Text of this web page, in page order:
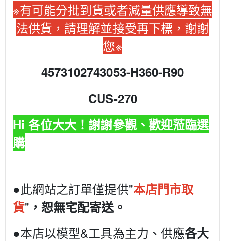
※有可能分批到貨或者減量供應導致無
法供貨，請理解並接受再下標，謝謝
您※
4573102743053-H360-R90
CUS-270
Hi 各位大大！謝謝參觀、歡迎蒞臨選
購
●此網站之訂單僅提供"本店門市取
貨" ，恕無宅配寄送。
●本店以模型&工具為主力、供應各大